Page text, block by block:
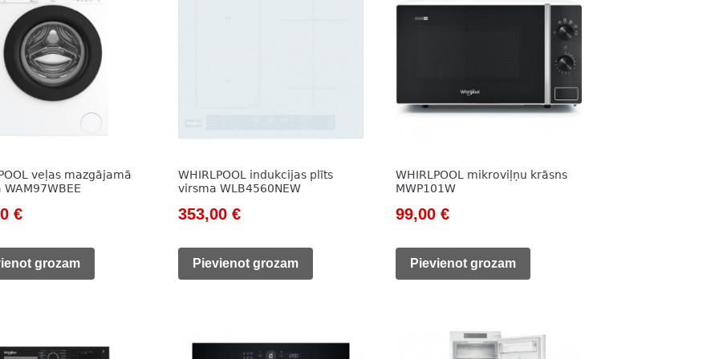
veļas mazgājamā
€Current
is:grozam
WHIRLPOOL indukcijas plīts
virsma WLB4560NEW
Original
was:
353,00 €Current
is:
Pievienot grozam
WHIRLPOOL mikroviļņu krāsns
MWP101W
Original
was:
99,00€Current
is:
Pievienot grozam